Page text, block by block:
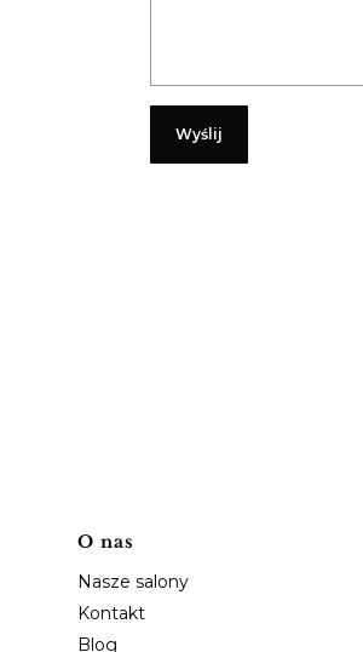
Wyślij
Linki w
O nas
Nasze salony
Kontakt
Blog